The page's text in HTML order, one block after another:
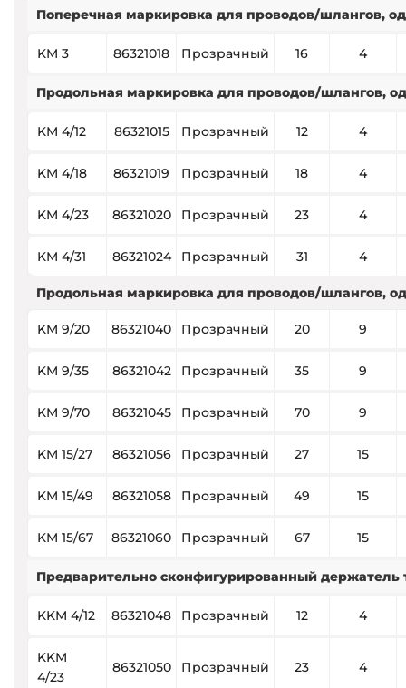
Поперечная маркировка для проводов/шлангов,
KM 3 86321018 Прозрачный 16 4
Продольная маркировка для проводов/шлангов,
KM 4/12 86321015 Прозрачный 12 4
KM 4/18 86321019 Прозрачный 18 4
KM 4/23 86321020 Прозрачный 23 4
KM 4/31 86321024 Прозрачный 31 4
Продольная маркировка для проводов/шлангов,
KM 9/20 86321040 Прозрачный 20 9
KM 9/35 86321042 Прозрачный 35 9
KM 9/70 86321045 Прозрачный 70 9
KM 15/27 86321056 Прозрачный 27 15
KM 15/49 86321058 Прозрачный 49 15
KM 15/67 86321060 Прозрачный 67 15
Предварительно сконфигурированный
KKM 4/12 86321048 Прозрачный 12 4
KKM
4/23
86321050 Прозрачный 23 4